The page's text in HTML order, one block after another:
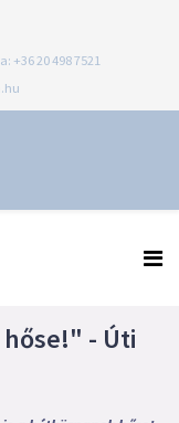
+36 20 498 7521
- Úti